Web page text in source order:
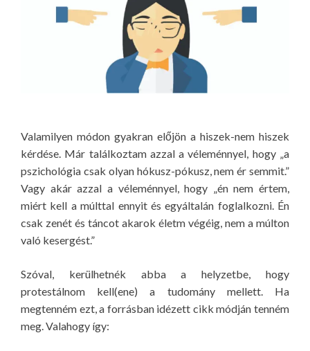
Valamilyen módon gyakran előjön a hiszek-nem hiszek
kérdése. Már találkoztam azzal a véleménnyel, hogy „a
pszichológia csak olyan hókusz-pókusz, nem ér semmit.”
Vagy akár azzal a véleménnyel, hogy „én nem értem,
miért kell a múlttal ennyit és egyáltalán foglalkozni. Én
csak zenét és táncot akarok életm végéig, nem a múlton
való kesergést.”
Szóval, kerülhetnék abba a helyzetbe, hogy
protestálnom kell(ene) a tudomány mellett. Ha
megtenném ezt, a forrásban idézett cikk módján tenném
meg. Valahogy így: